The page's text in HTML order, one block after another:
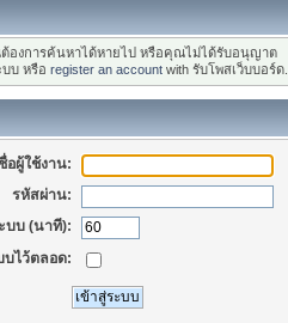
องการค้นหาได้หายไป หรือคุณไม่ได้รับอนุญาต
บบ หรือ register an account with รับโพสเว็บบอร์ด.
ชื่อผู้ใช้งาน:
รหัสผ่าน:
บบ (นาที):
บไว้ตลอด: